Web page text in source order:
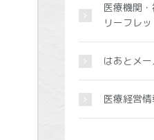
医療機関
リーフレ
はあとメ
医療経営情